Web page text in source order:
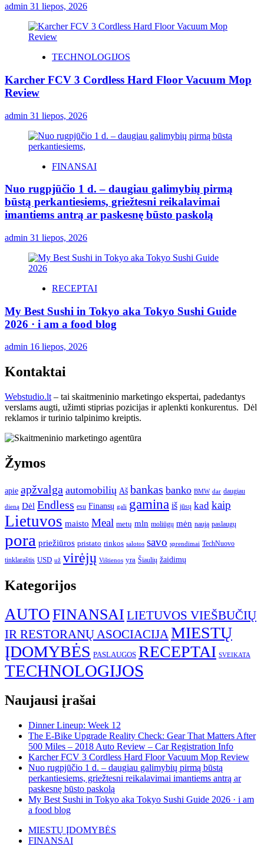
admin 31 liepos, 2026
TECHNOLOGIJOS
Karcher FCV 3 Cordless Hard Floor Vacuum Mop
Review
admin 31 liepos, 2026
FINANSAI
Nuo rugpjūčio 1 d. – daugiau galimybių pirmą
būstą perkantiesiems, griežtesni reikalavimai
imantiems antrą ar paskesnę būsto paskolą
admin 31 liepos, 2026
RECEPTAI
My Best Sushi in Tokyo aka Tokyo Sushi Guide
2026 · i am a food blog
admin 16 liepos, 2026
Kontaktai
Webstudio.lt – tai skaitmeninio marketingo ekspertai, padedantys
verslams augti, užimti stiprias pozicijas ir aplenkti konkurentus. Dėl
reklamos ir turinio talpinimo kreiptis.
Žymos
apie apžvalga automobilių Aš bankas banko BMW dar daugiau
dieną Dėl Endless esu Finansų gali gamina iš jūsų kad kaip
Lietuvos maisto Meal metų mln moliūgų mėn naują paslaugų
pora priežiūros pristato rinkos salotos savo sprendimai TechNuovo
tinklaraštis USD už virėjų Vištienos yra Šiaulių žaidimų
Kategorijos
AUTOFINANSAI LIETUVOS VIEŠBUČIŲ
IR RESTORANŲ ASOCIACIJAMIESTŲ
ĮDOMYBĖS PASLAUGOS RECEPTAI SVEIKATA
TECHNOLOGIJOS
Naujausi įrašai
Dinner Lineup: Week 12
The E-Bike Upgrade Reality Check: Gear That Matters After
500 Miles – 2018 Auto Review – Car Registration Info
Karcher FCV 3 Cordless Hard Floor Vacuum Mop Review
Nuo rugpjūčio 1 d. – daugiau galimybių pirmą būstą
perkantiesiems, griežtesni reikalavimai imantiems antrą ar
paskesnę būsto paskolą
My Best Sushi in Tokyo aka Tokyo Sushi Guide 2026 · i am
a food blog
MIESTŲ ĮDOMYBĖS
FINANSAI